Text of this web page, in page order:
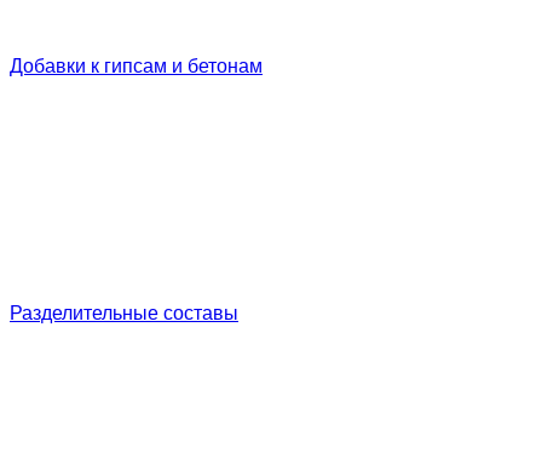
Добавки к гипсам и бетонам
Разделительные составы